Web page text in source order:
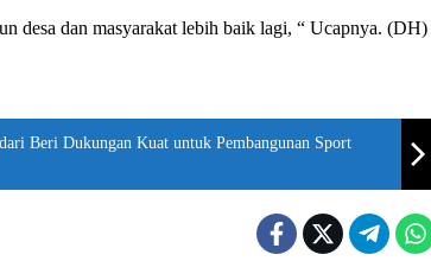
desa dan masyarakat lebih baik lagi, “ Ucapnya. (DH)
Beri Dukungan Kuat untuk Pembangunan Sport